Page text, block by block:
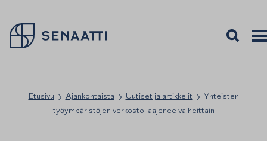
Palaa takaisin etusivulle
Avaa haku
Etusivu Ajankohtaista Uutiset ja artikkelit
Yhteisten
työympäristöjen verkosto laajenee vaiheittain